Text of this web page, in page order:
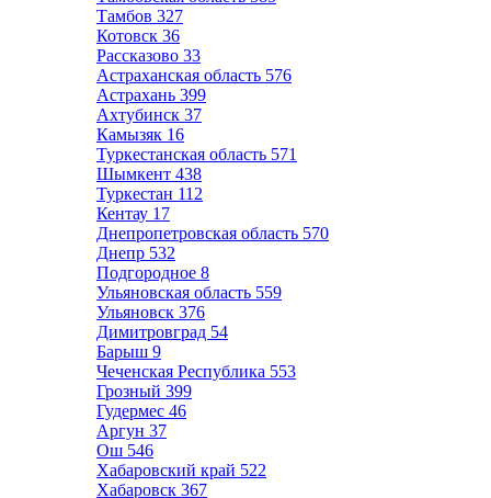
Тамбов 327
Котовск 36
Рассказово 33
Астраханская область 576
Астрахань 399
Ахтубинск 37
Камызяк 16
Туркестанская область 571
Шымкент 438
Туркестан 112
Кентау 17
Днепропетровская область 570
Днепр 532
Подгородное 8
Ульяновская область 559
Ульяновск 376
Димитровград 54
Барыш 9
Чеченская Республика 553
Грозный 399
Гудермес 46
Аргун 37
Ош 546
Хабаровский край 522
Хабаровск 367